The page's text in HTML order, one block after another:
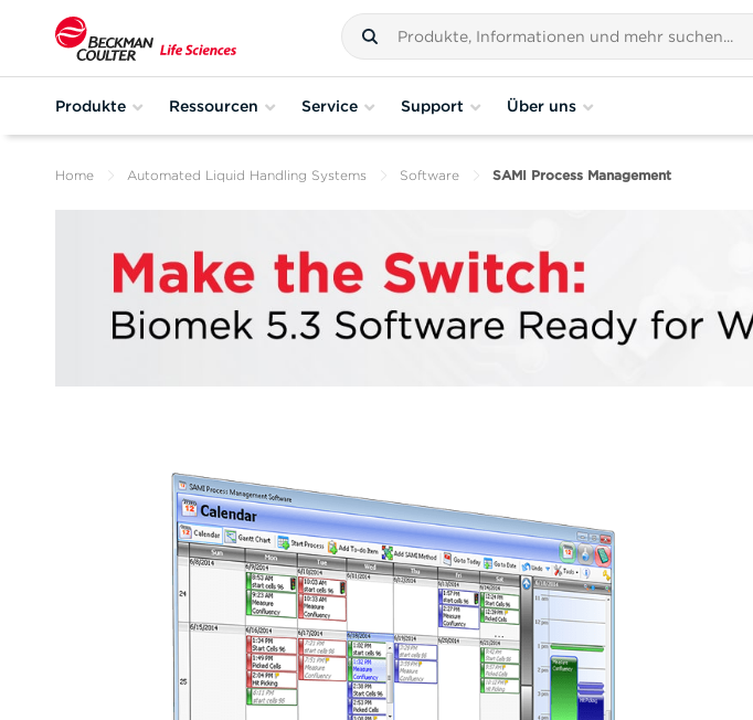
Produkte Ressourcen Service Support Über uns
Home Automated Liquid Handling Systems Software SAMI Process Management